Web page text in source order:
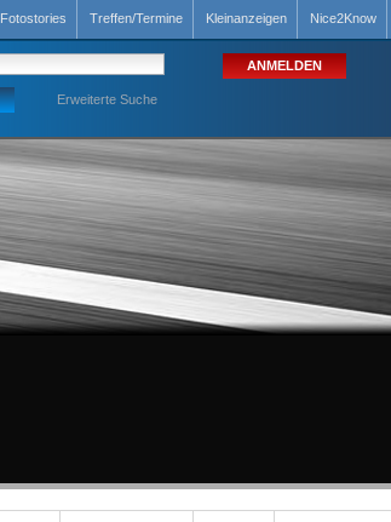
Fotostories Treffen/Termine Kleinanzeigen Nice2Know
Erweiterte Suche